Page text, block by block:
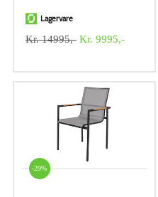
Lagervare
Kr. 14995,-Kr. 9995,-
-29%